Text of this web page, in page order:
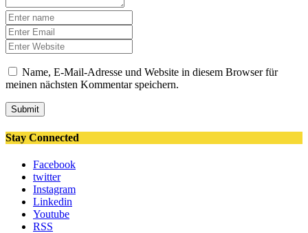
Name, E-Mail-Adresse und Website in diesem Browser für
meinen nächsten Kommentar speichern.
Submit
Stay Connected
Facebook
twitter
Instagram
Linkedin
Youtube
RSS